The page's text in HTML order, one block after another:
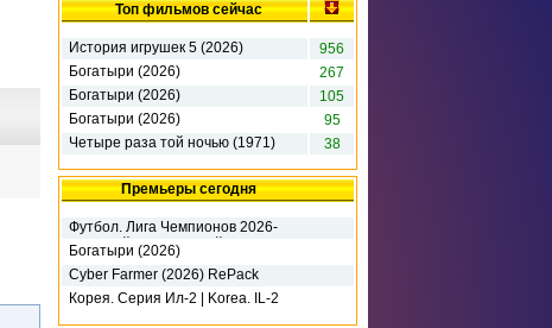
Топ фильмов сейчас
История игрушек 5 (2026)
956
Богатыри (2026)
267
Богатыри (2026)
105
Богатыри (2026)
95
Четыре раза той ночью (1971)
38
Премьеры сегодня
Футбол. Лига Чемпионов 2026-
2027. 3-й кв. раунд. 1-й матч.
Ференцварош (2026)
Богатыри (2026)
Cyber Farmer (2026) RePack
Корея. Серия Ил-2 | Korea. IL-2